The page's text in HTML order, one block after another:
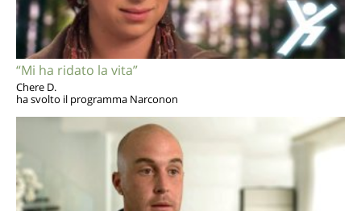
“Mi ha ridato la vita”
Chere D.
ha svolto il programma Narconon